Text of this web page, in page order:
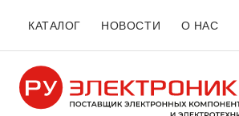
КАТАЛОГ НОВОСТИ О НАС